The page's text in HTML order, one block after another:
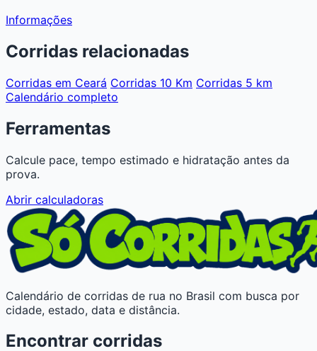
Informações
Corridas relacionadas
Corridas em Ceará Corridas 10 Km Corridas 5 km
Calendário completo
Ferramentas
Calcule pace, tempo estimado e hidratação antes da
prova.
Abrir calculadoras
Calendário de corridas de rua no Brasil com busca por
cidade, estado, data e distância.
Encontrar corridas